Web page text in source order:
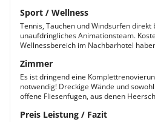
Sport / Wellness
Tennis, Tauchen und Windsurfen
unaufdringliches Animationsteam.
Wellnessbereich im Nachbarhotel
Zimmer
Es ist dringend eine
notwendig! Dreckige Wände und
offene Fliesenfugen, aus denen
Preis Leistung / Fazit